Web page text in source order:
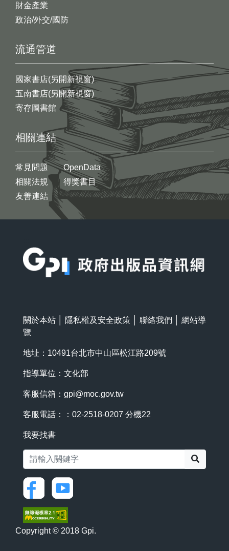
財金產業
政治/外交/國防
流通管道
國家書店(另開新視窗)
五南書店(另開新視窗)
寄存圖書館
相關連結
常見問題
相關法規
友善連結
OpenData
得獎書目
關於本站 隱私權及安全政策 聯絡我們
網站導
覽
地址：10491台北市中山區松江路209號
指導單位：文化部
客服信箱： gpi@moc.gov.tw
客服電話：：02-2518-0207 分機22
我要找書
Copyright © 2018 Gpi.